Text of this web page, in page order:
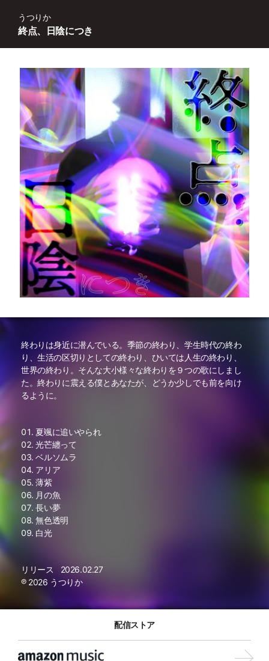
終点、日陰につき
うつりか
終わりは身近に潜んでいる。季節の終わり、学生時代の終わ
り、生活の区切りとしての終わり、ひいては人生の終わり、
世界の終わり。そんな大小様々な終わりを９つの歌にしまし
た。終わりに震える僕とあなたが、どうか少しでも前を向け
るように。
夏颯に追いやられ
光芒纏って
ベルソムラ
アリア
薄紫
月の魚
長い夢
無色透明
白光
リリース
2026.02.27
℗ 2026 うつりか
配信ストア